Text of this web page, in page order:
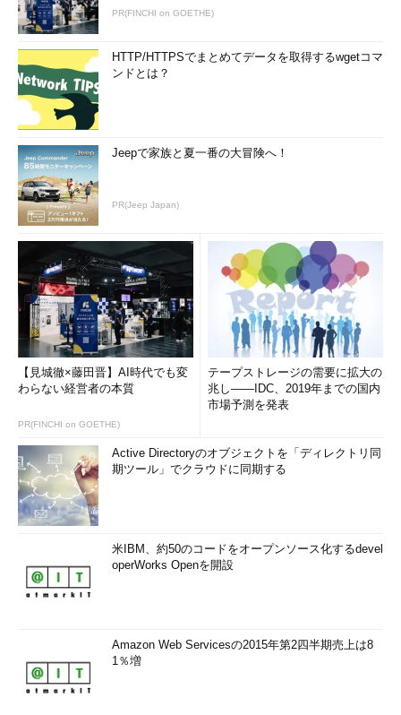
PR(FINCHI on GOETHE)
HTTP/HTTPSでまとめてデータを取得するwgetコマ
ンドとは？
Jeepで家族と夏一番の大冒険へ！
PR(Jeep Japan)
【見城徹×藤田晋】AI時代でも変
わらない経営者の本質
PR(FINCHI on GOETHE)
テープストレージの需要に拡大の
兆し――IDC、2019年までの国内
市場予測を発表
Active Directoryのオブジェクトを「ディレクトリ同
期ツール」でクラウドに同期する
米IBM、約50のコードをオープンソース化するdevel
operWorks Openを開設
Amazon Web Servicesの2015年第2四半期売上は8
1％増